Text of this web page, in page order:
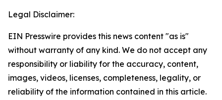
Legal Disclaimer:
EIN Presswire provides this news content "as is"
without warranty of any kind. We do not accept any
responsibility or liability for the accuracy, content,
images, videos, licenses, completeness, legality, or
reliability of the information contained in this article.